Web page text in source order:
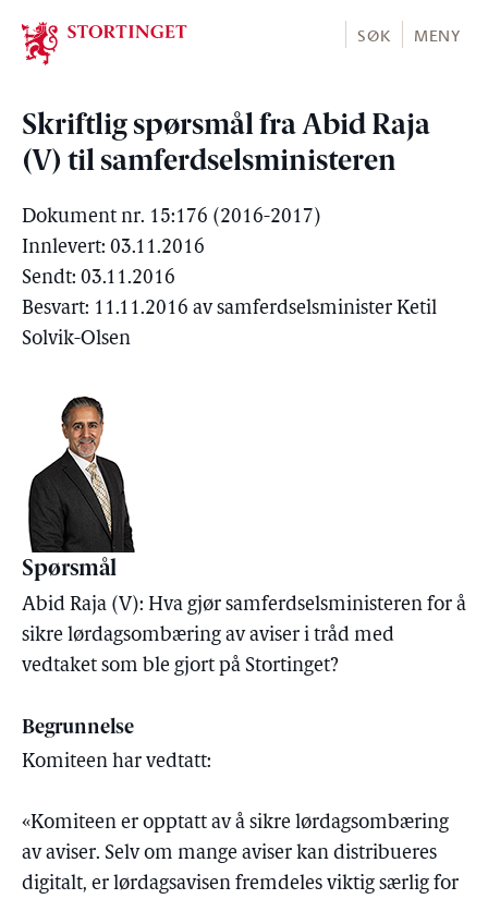
Stortinget.no
SØK MENY
Skriftlig spørsmål fra Abid Raja
(V) til samferdselsministeren
Dokument nr. 15:176 (2016-2017)
Innlevert: 03.11.2016
Sendt: 03.11.2016
Besvart: 11.11.2016 av samferdselsminister Ketil
Solvik-Olsen
Spørsmål
Abid Raja (V): Hva gjør samferdselsministeren for å
sikre lørdagsombæring av aviser i tråd med
vedtaket som ble gjort på Stortinget?
Begrunnelse
Komiteen har vedtatt:
«Komiteen er opptatt av å sikre lørdagsombæring
av aviser. Selv om mange aviser kan distribueres
digitalt, er lørdagsavisen fremdeles viktig særlig for